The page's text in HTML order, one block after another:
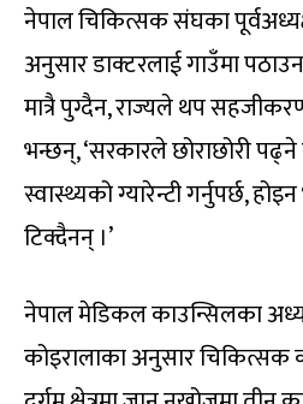
नेपाल चिकित्सक संघका
अनुसार डाक्टरलाई गाउँमा
मात्रै पुग्दैन, राज्यले थप
भन्छन्, ‘सरकारले छोराछोरी पढ्ने
स्वास्थ्यको ग्यारेन्टी गर्नुपर्छ,
टिक्दैनन् ।’
नेपाल मेडिकल काउन्सिलका
कोइरालाका अनुसार चिकित्सक